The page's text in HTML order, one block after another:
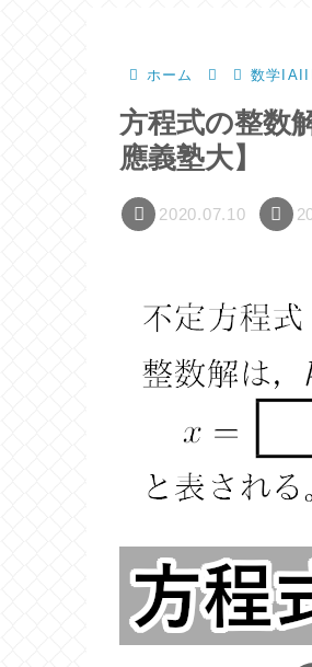
ホーム 数学
方程式の整数
應義塾大】
2020.07.10